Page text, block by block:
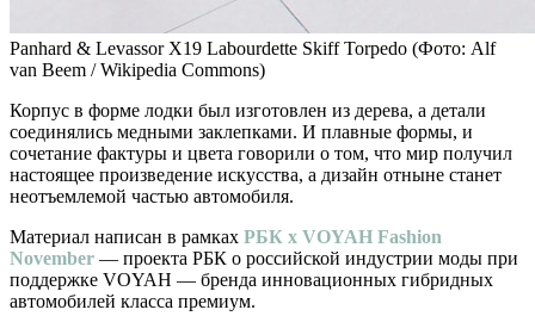
Panhard & Levassor X19 Labourdette Skiff Torpedo (Фото: Alf
van Beem / Wikipedia Commons)
Корпус в форме лодки был изготовлен из дерева, а детали
соединялись медными заклепками. И плавные формы, и
сочетание фактуры и цвета говорили о том, что мир получил
настоящее произведение искусства, а дизайн отныне станет
неотъемлемой частью автомобиля.
Материал написан в рамках РБК х VOYAH Fashion
November — проекта РБК о российской индустрии моды при
поддержке VOYAH — бренда инновационных гибридных
автомобилей класса премиум.